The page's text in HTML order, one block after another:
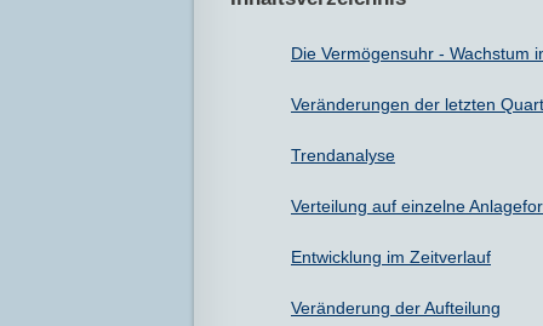
Die Vermögensuhr - Wachstum
Veränderungen der letzten
Trendanalyse
Verteilung auf einzelne
Entwicklung im Zeitverlauf
Veränderung der Aufteilung